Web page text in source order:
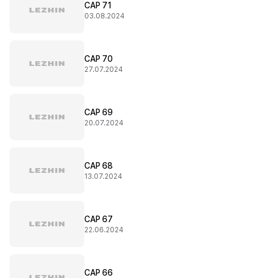
CAP 71
03.08.2024
CAP 70
27.07.2024
CAP 69
20.07.2024
CAP 68
13.07.2024
CAP 67
22.06.2024
CAP 66